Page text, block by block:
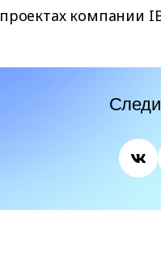
проектах компании